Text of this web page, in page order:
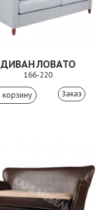
ДИВАН ЛОВАТО
166-220
Заказ